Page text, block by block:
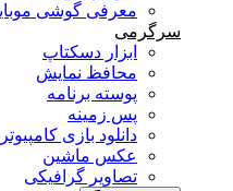
معرفی گوشی
سرگرمی
ابزار دسکتاپ
محافظ نمایش
پوسته برنامه
پس زمینه
دانلود بازی کامپیوتر
عکس ماشین
تصاویر گرافیکی